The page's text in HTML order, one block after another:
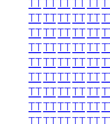
TTTTTTTTTT
TTTTTTTTTT
TTTTTTTTTT
TTTTTTTTTT
TTTTTTTTTT
TTTTTTTTTT
TTTTTTTTTT
TTTTTTTTTT